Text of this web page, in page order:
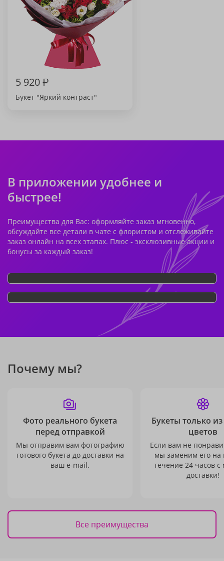
5 920₽
Букет "Яркий контраст"
В приложении удобнее и
быстрее!
Преимущества для Вас: оформляйте заказ мгновенно,
обсуждайте все детали в чате с флористом и отслеживайте
заказ онлайн на всех этапах. Плюс - эксклюзивные акции и
бонусы за каждый заказ!
Почему мы?
Фото реального букета
перед отправкой
Мы отправим вам фотографию
готового букета до доставки на
ваш e-mail.
Букеты только
цветов
Если вам не
мы заменим его на
течение 24 часов с
доставки!
Все преимущества